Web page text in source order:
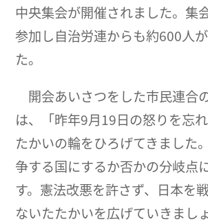
中央集会が開催されました。集
参加し自治労連からも約600人
た。
開会あいさつをした市民連合
は、「昨年9月19日の怒りを忘
たかいの輪をひろげてきました
争する国にするか否かの分岐点
す。憲法改悪を許さず、日本を
ないたたかいを広げていきまし